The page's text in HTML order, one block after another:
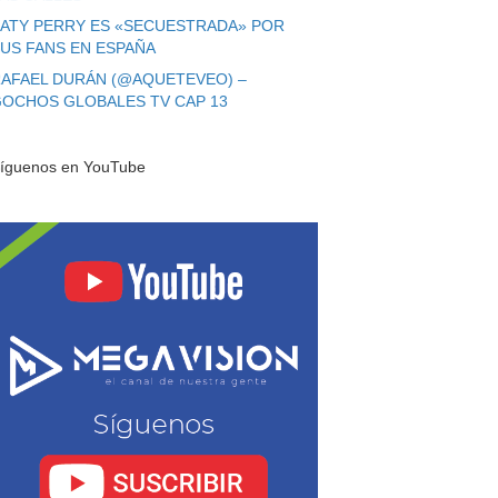
PERRY ES «SECUESTRADA» POR
FANS EN ESPAÑA
DURÁN (@AQUETEVEO) –
GLOBALES TV CAP 13
en YouTube